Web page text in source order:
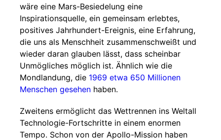
wäre eine Mars-Besiedelung eine
Inspirationsquelle, ein gemeinsam erlebtes,
positives Jahrhundert-Ereignis, eine Erfahrung,
die uns als Menschheit zusammenschweißt und
wieder daran glauben lässt, dass scheinbar
Unmögliches möglich ist. Ähnlich wie die
Mondlandung, die 1969 etwa 650 Millionen
Menschen gesehen haben.
Zweitens ermöglicht das Wettrennen ins Weltall
Technologie-Fortschritte in einem enormen
Tempo. Schon von der Apollo-Mission haben